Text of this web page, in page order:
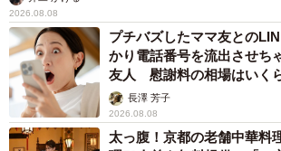
2026.08.08
プチバズしたママ友との
かり電話番号を流出させち
友人 慰謝料の相場はいく
解説】長澤 芳子
2026.08.08
太っ腹！京都の老舗中華料